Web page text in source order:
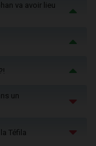
va avoir lieu
un
Téfila